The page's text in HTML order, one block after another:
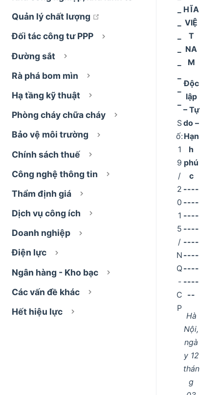
Quản lý chất lượng
open in new window
Đối tác công tư PPP
Đường sắt
Rà phá bom mìn
Hạ tầng kỹ thuật
Phòng cháy chữa cháy
Bảo vệ môi trường
Chính sách thuế
Công nghệ thông tin
Thẩm định giá
Dịch vụ công ích
Doanh nghiệp
Điện lực
Ngân hàng - Kho bạc
Các vấn đề khác
Hết hiệu lực
S
ố:
1
9
/
2
0
1
5
/
N
Q
-
C
P
HĨA
VIỆ
T
NA
M
Độc
lập
– Tự
do –
Hạn
h
phú
c
----
----
----
----
----
----
----
----
--
Hà
Nội,
ngà
y 12
thán
g